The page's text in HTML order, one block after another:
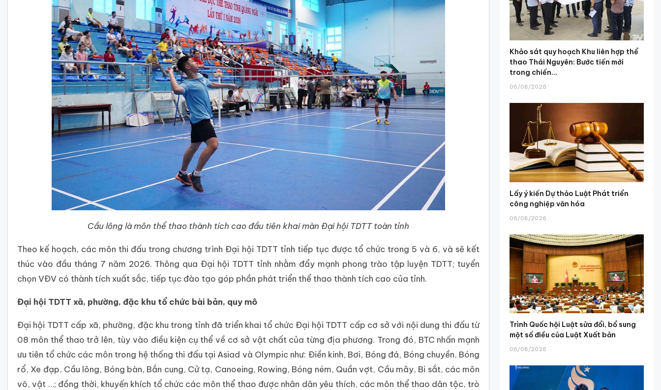
Cầu lông là môn thể thao thành tích cao đầu tiên khai màn Đại hội TDTT toàn tỉnh
Theo kế hoạch, các môn thi đấu trong chương trình Đại hội TDTT tỉnh tiếp tục được tổ chức trong 5 và 6, và sẽ kết
thúc vào đầu tháng 7 năm 2026. Thông qua Đại hội TDTT tỉnh nhằm đẩy mạnh phong trào tập luyện TDTT; tuyển
chọn VĐV có thành tích xuất sắc, tiếp tục đào tạo góp phần phát triển thể thao thành tích cao của tỉnh.
Đại hội TDTT xã, phường, đặc khu tổ chức bài bản, quy mô
Đại hội TDTT cấp xã, phường, đặc khu trong tỉnh đã triển khai tổ chức Đại hội TDTT cấp cơ sở với nội dung thi đấu từ
08 môn thể thao trở lên, tùy vào điều kiện cụ thể về cơ sở vật chất của từng địa phương. Trong đó, BTC nhấn mạnh
ưu tiên tổ chức các môn trong hệ thống thi đấu tại Asiad và Olympic như: Điền kinh, Bơi, Bóng đá, Bóng chuyền, Bóng
rổ, Xe đạp, Cầu lông, Bóng bàn, Bắn cung, Cử tạ, Canoeing, Rowing, Bóng ném, Quần vợt, Cầu mây, Bi sắt, các môn
võ, vật …; đồng thời, khuyến khích tổ chức các môn thể thao được nhân dân yêu thích, các môn thể thao dân tộc, trò
Khảo sát quy hoạch Khu liên hợp thể
thao Thái Nguyên: Bước tiến mới
trong chiến...
06/08/2026
Lấy ý kiến Dự thảo Luật Phát triển
công nghiệp văn hóa
06/08/2026
Trình Quốc hội Luật sửa đổi, bổ sung
một số điều của Luật Xuất bản
06/08/2026